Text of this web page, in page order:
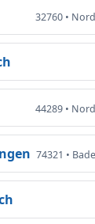
32760 •
44289 •
74321 •